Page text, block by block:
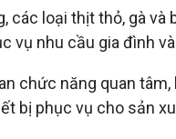
loại thịt thỏ, gà
vụ nhu cầu gia đình
chức năng quan
phục vụ cho sản